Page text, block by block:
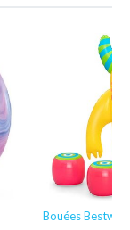
Bouées Bestway